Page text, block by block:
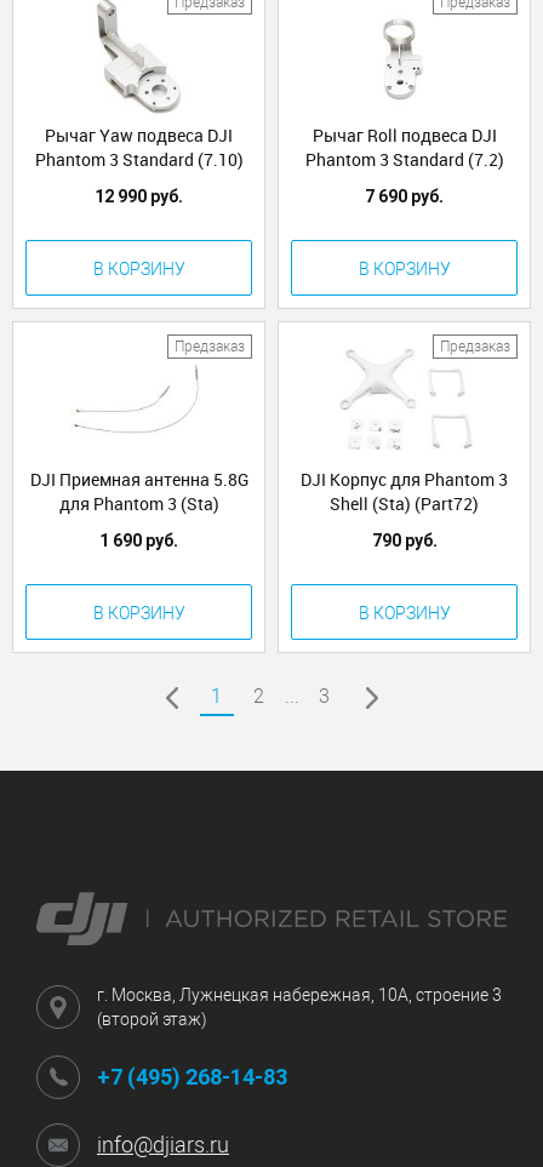
Рычаг Yaw подвеса DJI
Phantom 3 Standard (7.10)
12 990 руб.
В КОРЗИНУ
Рычаг Roll подвеса DJI
Phantom 3 Standard (7.2)
7 690 руб.
В КОРЗИНУ
Предзаказ
DJI Приемная антенна 5.8G
для Phantom 3 (Sta)
Receiver Antenna 5.8G (2pcs)
(Part69)
1 690 руб.
В КОРЗИНУ
Предзаказ
DJI Корпус для Phantom 3
Shell (Sta) (Part72)
790 руб.
В КОРЗИНУ
1 2 ... 3
г. Москва, Лужнецкая набережная, 10А, строение 3
(второй этаж)
+7 (495) 268-14-83
info@djiars.ru